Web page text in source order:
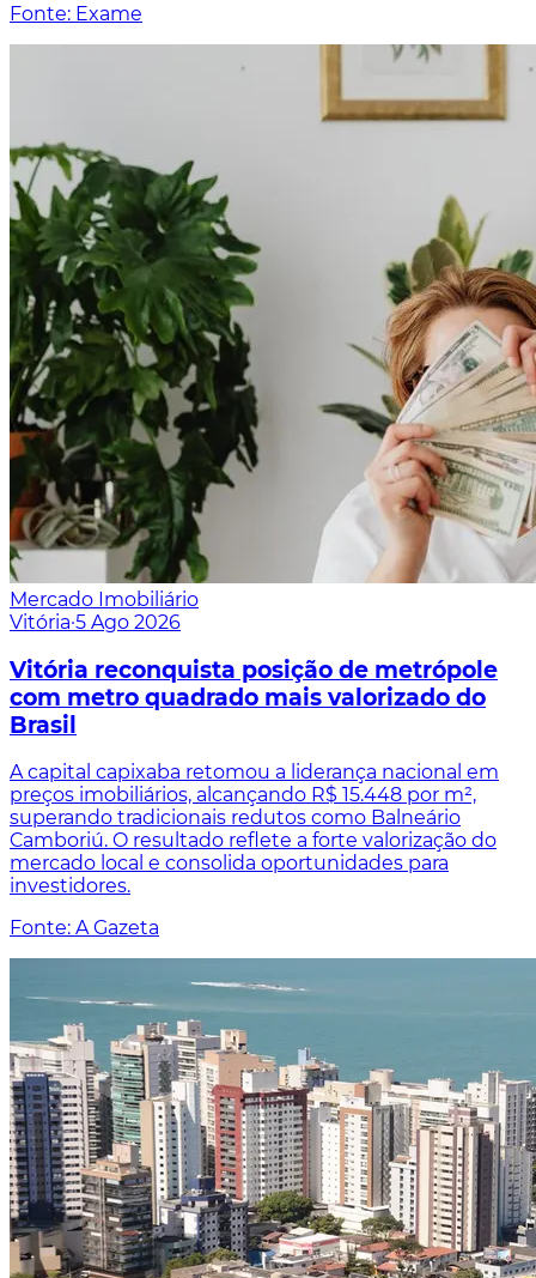
Fonte: Exame
Mercado Imobiliário
Vitória·5 Ago 2026
Vitória reconquista posição de metrópole
com metro quadrado mais valorizado do
Brasil
A capital capixaba retomou a liderança nacional em
preços imobiliários, alcançando R$ 15.448 por m²,
superando tradicionais redutos como Balneário
Camboriú. O resultado reflete a forte valorização do
mercado local e consolida oportunidades para
investidores.
Fonte: A Gazeta